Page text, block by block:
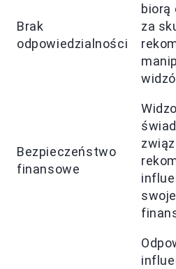
Brak
odpowiedzialności
biorą
za
Bezpieczeństwo
finansowe